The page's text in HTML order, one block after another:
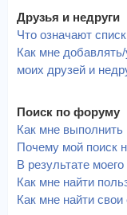
Друзья и недруги
Что означают
Как мне
моих друзей и
Поиск по форуму
Как мне
Почему мой поиск
В результате
Как мне найти
Как мне найти